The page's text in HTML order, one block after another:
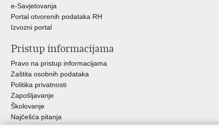
e-Savjetovanja
Portal otvorenih podataka RH
Izvozni portal
Pristup informacijama
Pravo na pristup informacijama
Zaštita osobnih podataka
Politika privatnosti
Zapošljavanje
Školovanje
Najčešća pitanja